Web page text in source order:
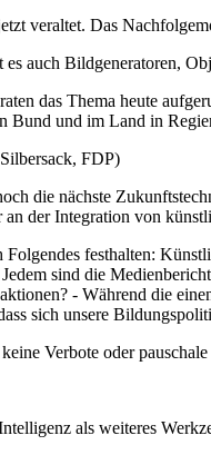
veraltet. Das
es auch Bildgeneratoren,
das Thema heute
Bund und im Land in
FDP)
die nächste
an der Integration von
festhalten:
sind die
- Während die
sich unsere
Verbote oder
als weiteres